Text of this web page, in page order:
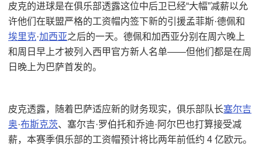
皮克的进球是在俱乐部透露这位中后卫已经“大幅”减薪以允
许他们在联盟严格的工资帽内签下新的引援孟菲斯·德佩和
埃里克·加西亚之后的一天。德佩和加西亚分别在周六晚上
和周日早上才被列入西甲官方新人名单——但他们都是在周
日晚上为巴萨首发的。
皮克透露，随着巴萨适应新的财务现实，俱乐部队长塞尔吉
奥·布斯克茨、塞尔吉·罗伯托和乔迪·阿尔巴也打算接受减
薪，本赛季俱乐部的工资帽预计将比两年前低约 4 亿欧元。